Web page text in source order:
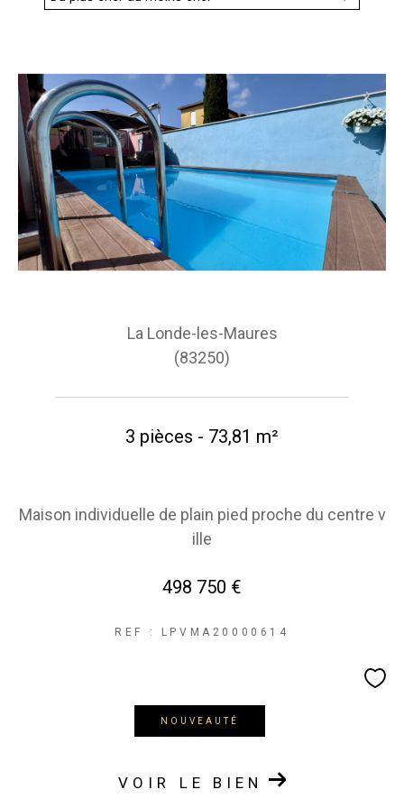
La Londe-les-Maures
(83250)
3 pièces - 73,81 m²
Maison individuelle de plain pied proche du centre v
ille
498 750 €
REF : LPVMA20000614
NOUVEAUTÉ
VOIR LE BIEN
Surface
Surface
Pièces
Pièces
Référence
TERRASSE PARKING
FILTRER PAR
COUPS DE COEUR EXCLUSIVITÉS
RECHERCHER